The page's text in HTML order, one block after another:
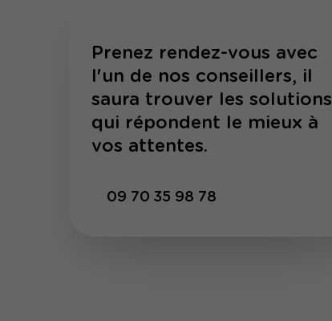
Prenez rendez-vous avec
l'un de nos conseillers, il
saura trouver les solutions
qui répondent le mieux à
vos attentes.
09 70 35 98 78